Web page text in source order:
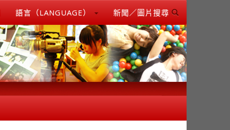
語言（LANGUAGE） 新聞／圖片搜尋